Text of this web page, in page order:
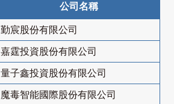
公司名稱
勤宸股份有限公司
嘉霆投資股份有限公司
量子鑫投資股份有限公司
魔毒智能國際股份有限公司